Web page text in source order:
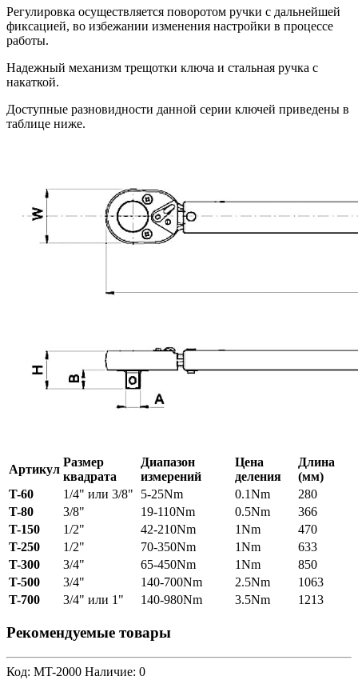
Регулировка осуществляется поворотом ручки с дальнейшей
фиксацией, во избежании изменения настройки в процессе
работы.
Надежный механизм трещотки ключа и стальная ручка с
накаткой.
Доступные разновидности данной серии ключей приведены в
таблице ниже.
Артикул
Размер
квадрата
Диапазон
измерений
Цена
деления
Длина
(мм)
T-60
1/4" или 3/8" 5-25Nm 0.1Nm
280
T-80
3/8" 19-110Nm 0.5Nm
366
T-150
1/2" 42-210Nm 1Nm
470
T-250
1/2" 70-350Nm 1Nm
633
T-300
3/4" 65-450Nm 1Nm
850
T-500
3/4" 140-700Nm 2.5Nm
1063
T-700
3/4" или 1" 140-980Nm 3.5Nm 1213
Рекомендуемые товары
Код: MT-2000 Наличие: 0